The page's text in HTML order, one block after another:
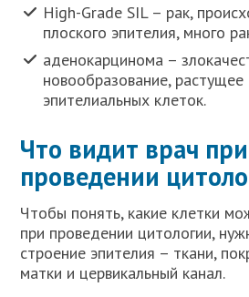
High-Grade SIL – рак,
плоского эпителия, много
аденокарцинома –
новообразование,
эпителиальных клеток.
Что видит врач при
проведении
Чтобы понять, какие клетки
при проведении цитологии,
строение эпителия – ткани,
матки и цервикальный канал.